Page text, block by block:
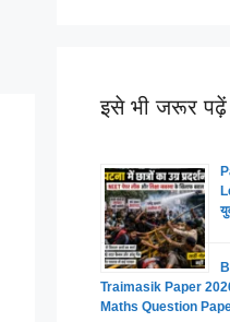
इसे भी जरूर पढ़ें
Traimasik Paper
Maths Question